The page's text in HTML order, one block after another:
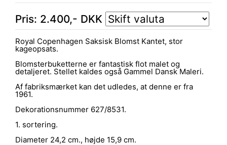
Pris: 2.400,- DKK
Royal Copenhagen Saksisk Blomst Kantet, stor
kageopsats.
Blomsterbuketterne er fantastisk flot malet og
detaljeret. Stellet kaldes også Gammel Dansk Maleri.
Af fabriksmærket kan det udledes, at denne er fra
1961.
Dekorationsnummer 627/8531.
1. sortering.
Diameter 24,2 cm., højde 15,9 cm.